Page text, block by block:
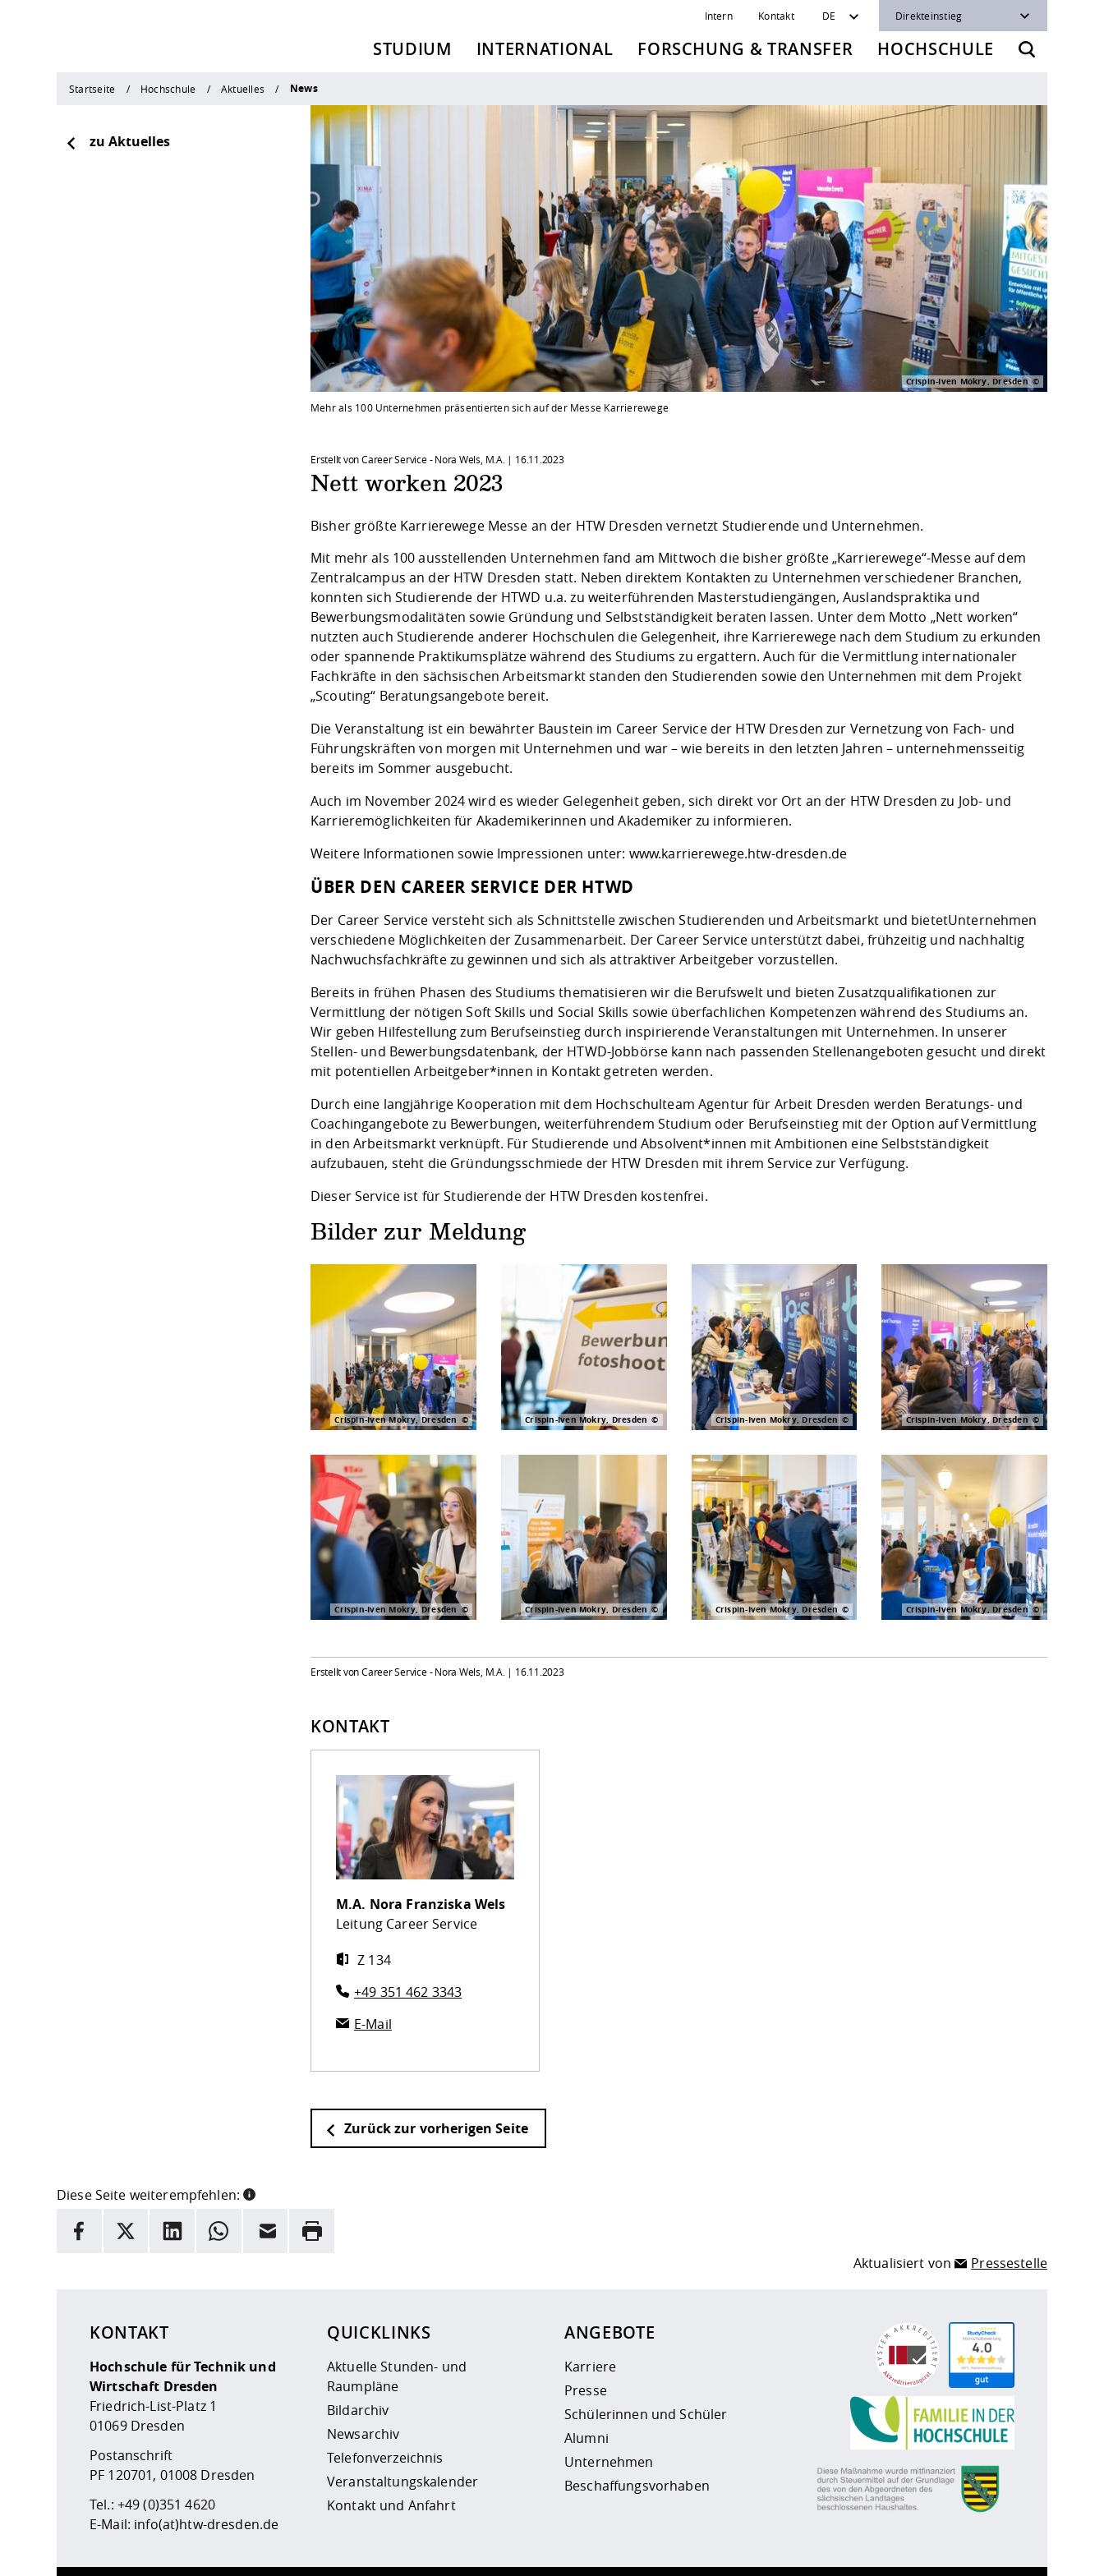
Intern Kontakt DE Direkteinstieg
STUDIUM INTERNATIONAL FORSCHUNG & TRANSFER HOCHSCHULE
Startseite Hochschule Aktuelles News
zu Aktuelles
Crispin-Iven Mokry, Dresden
Mehr als 100 Unternehmen präsentierten sich auf der Messe Karrierewege
Erstellt von Career Service - Nora Wels, M.A. | 16.11.2023
Nett worken 2023
Bisher größte Karrierewege Messe an der HTW Dresden vernetzt Studierende und Unternehmen.
Mit mehr als 100 ausstellenden Unternehmen fand am Mittwoch die bisher größte „Karrierewege“-Messe auf dem
Zentralcampus an der HTW Dresden statt. Neben direktem Kontakten zu Unternehmen verschiedener Branchen,
konnten sich Studierende der HTWD u.a. zu weiterführenden Masterstudiengängen, Auslandspraktika und
Bewerbungsmodalitäten sowie Gründung und Selbstständigkeit beraten lassen. Unter dem Motto „Nett worken“
nutzten auch Studierende anderer Hochschulen die Gelegenheit, ihre Karrierewege nach dem Studium zu erkunden
oder spannende Praktikumsplätze während des Studiums zu ergattern. Auch für die Vermittlung internationaler
Fachkräfte in den sächsischen Arbeitsmarkt standen den Studierenden sowie den Unternehmen mit dem Projekt
„Scouting“ Beratungsangebote bereit.
Die Veranstaltung ist ein bewährter Baustein im Career Service der HTW Dresden zur Vernetzung von Fach- und
Führungskräften von morgen mit Unternehmen und war – wie bereits in den letzten Jahren – unternehmensseitig
bereits im Sommer ausgebucht.
Auch im November 2024 wird es wieder Gelegenheit geben, sich direkt vor Ort an der HTW Dresden zu Job- und
Karrieremöglichkeiten für Akademikerinnen und Akademiker zu informieren.
Weitere Informationen sowie Impressionen unter: www.karrierewege.htw-dresden.de
ÜBER DEN CAREER SERVICE DER HTWD
Der Career Service versteht sich als Schnittstelle zwischen Studierenden und Arbeitsmarkt und bietetUnternehmen
verschiedene Möglichkeiten der Zusammenarbeit. Der Career Service unterstützt dabei, frühzeitig und nachhaltig
Nachwuchsfachkräfte zu gewinnen und sich als attraktiver Arbeitgeber vorzustellen.
Bereits in frühen Phasen des Studiums thematisieren wir die Berufswelt und bieten Zusatzqualifikationen zur
Vermittlung der nötigen Soft Skills und Social Skills sowie überfachlichen Kompetenzen während des Studiums an.
Wir geben Hilfestellung zum Berufseinstieg durch inspirierendeVeranstaltungen mit Unternehmen. In unserer
Stellen- und Bewerbungsdatenbank, der HTWD-Jobbörse kann nach passenden Stellenangeboten gesucht und direkt
mit potentiellen Arbeitgeber*innen in Kontakt getreten werden.
Durch eine langjährige Kooperation mit dem Hochschulteam Agentur für Arbeit Dresden werden Beratungs- und
Coachingangebotezu Bewerbungen, weiterführendem Studium oder Berufseinstieg mit der Option auf Vermittlung
in den Arbeitsmarkt verknüpft. Für Studierende und Absolvent*innen mit Ambitionen eine Selbstständigkeit
aufzubauen, steht die Gründungsschmiede der HTW Dresden mit ihrem Service zur Verfügung.
Dieser Service ist für Studierende der HTW Dresden kostenfrei.
Bilder zur Meldung
Crispin-Iven Mokry, Dresden Crispin-Iven Mokry, Dresden Crispin-Iven Mokry, Dresden Crispin-Iven Mokry, Dresden
Crispin-Iven Mokry, Dresden Crispin-Iven Mokry, Dresden Crispin-Iven Mokry, Dresden Crispin-Iven Mokry, Dresden
Erstellt von Career Service - Nora Wels, M.A. | 16.11.2023
KONTAKT
M.A. Nora Franziska Wels
Leitung Career Service
Z 134
+49 351 462 3343
E-Mail
Zurück zur vorherigen Seite
Diese Seite weiterempfehlen:
INFORMATION
Facebook
X LinkedInWhatsappE-Mail Drucken
Aktualisiert von Pressestelle
KONTAKT
Hochschule für Technik und
Wirtschaft Dresden
Friedrich-List-Platz 1
01069 Dresden
Postanschrift
PF 120701, 01008 Dresden
Tel.: +49 (0)351 4620
E-Mail: info(at)htw-dresden.de
QUICKLINKS
Aktuelle Stunden- und
Raumpläne
Bildarchiv
Newsarchiv
Telefonverzeichnis
Veranstaltungskalender
Kontakt und Anfahrt
ANGEBOTE
Karriere
Presse
Schülerinnen und Schüler
Alumni
Unternehmen
Beschaffungsvorhaben